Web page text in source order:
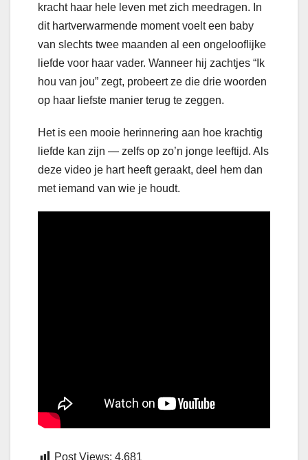
kracht haar hele leven met zich meedragen. In
dit hartverwarmende moment voelt een baby
van slechts twee maanden al een ongelooflijke
liefde voor haar vader. Wanneer hij zachtjes “Ik
hou van jou” zegt, probeert ze die drie woorden
op haar liefste manier terug te zeggen.
Het is een mooie herinnering aan hoe krachtig
liefde kan zijn — zelfs op zo’n jonge leeftijd. Als
deze video je hart heeft geraakt, deel hem dan
met iemand van wie je houdt.
Post Views: 4,681